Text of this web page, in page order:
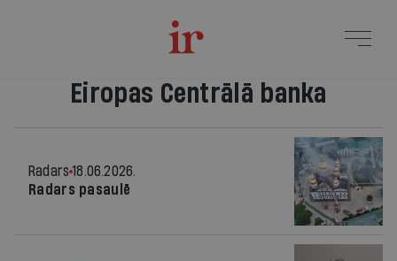
Eiropas Centrālā banka
Radars 18.06.2026.
Radars pasaulē